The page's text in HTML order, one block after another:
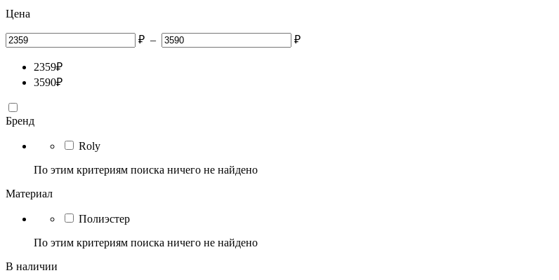
Цена
₽ – ₽
2359₽
3590₽
Бренд
Roly
По этим критериям поиска ничего не найдено
Материал
Полиэстер
По этим критериям поиска ничего не найдено
В наличии